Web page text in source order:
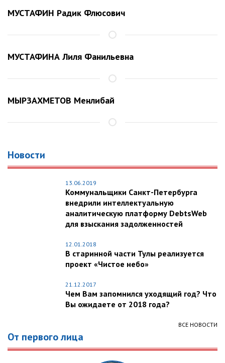
МУСТАФИН Радик Флюсович
МУСТАФИНА Лиля Фанильевна
МЫРЗАХМЕТОВ Менлибай
Новости
13.06.2019
Коммунальщики Санкт-Петербурга
внедрили интеллектуальную
аналитическую платформу DebtsWeb
для взыскания задолженностей
12.01.2018
В старинной части Тулы реализуется
проект «Чистое небо»
21.12.2017
Чем Вам запомнился уходящий год? Что
Вы ожидаете от 2018 года?
ВСЕ НОВОСТИ
От первого лица